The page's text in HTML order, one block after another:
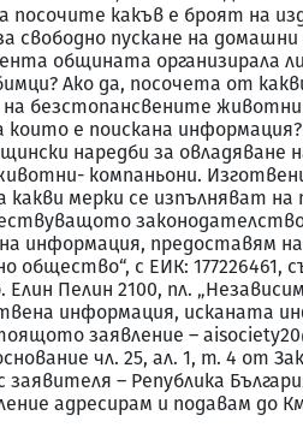
какъв е броят на
свободно пускане на
общината организирала
Ако да, посочета от
на безстопансвените
е поискана
наредби за
компаньони.
мерки се изпълняват
информация, предоставям
с ЕИК: 177226461,
Пелин 2100, пл.
информация, исканата
заявление –
чл. 25, ал. 1, т. 4 от
– Република
адресирам и подавам до